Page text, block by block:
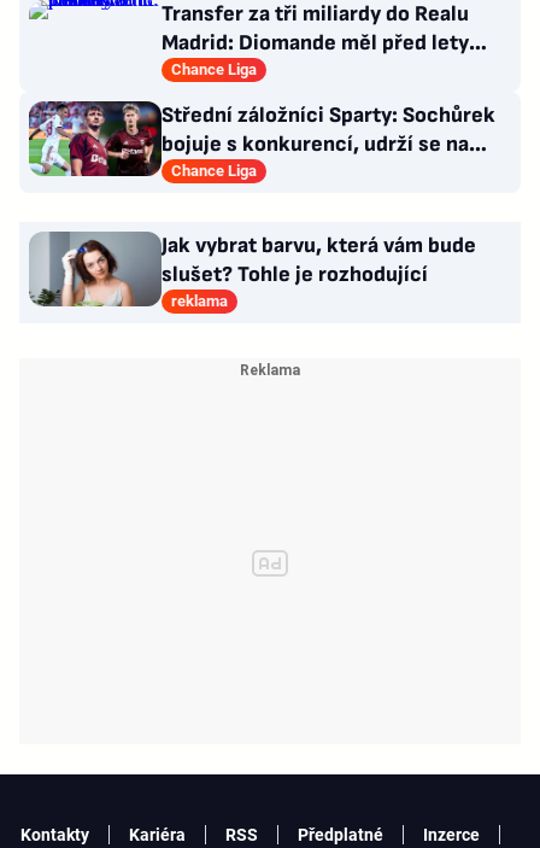
Transfer za tři miliardy do Realu
Madrid: Diomande měl před lety
působit v Česku!
Chance Liga
Střední záložníci Sparty: Sochůrek
bojuje s konkurencí, udrží se na
Letné Hollý?
Chance Liga
Jak vybrat barvu, která vám bude
slušet? Tohle je rozhodující
reklama
Kontakty Kariéra RSS Předplatné
Inzerce